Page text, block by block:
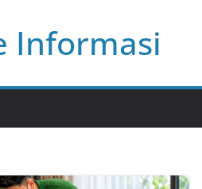
Informasi